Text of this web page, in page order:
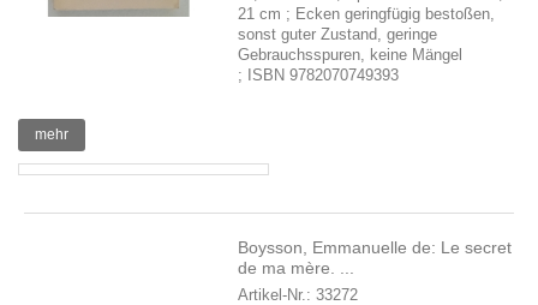
21 cm ; Ecken geringfügig bestoßen,
sonst guter Zustand, geringe
Gebrauchsspuren, keine Mängel
; ISBN 9782070749393
mehr
Boysson, Emmanuelle de: Le secret
de ma mère. ...
Artikel-Nr.: 33272